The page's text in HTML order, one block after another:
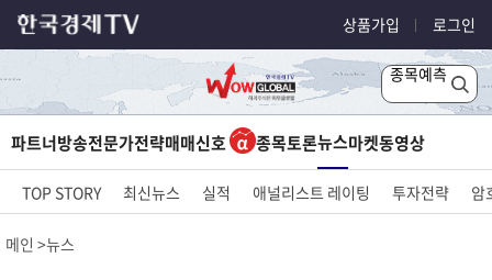
상품가입 로그인
종목예측
파트너방송전문가전략매매신호 종목토론뉴스마켓동영상
TOP STORY 최신뉴스 실적 애널리스트 레이팅 투자전략 암
메인 뉴스